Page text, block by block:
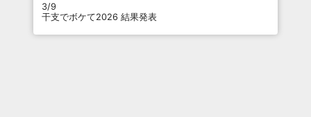
3/9
干支でボケて2026 結果発表